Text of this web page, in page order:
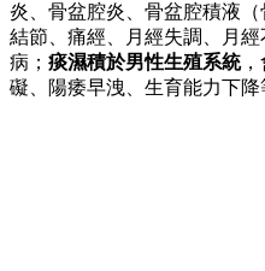
炎、骨盆腔炎、骨盆腔積液
結節、痛經、月經失調、月
病； 痰濕積於男性生殖系統，
礙、陽痿早洩、生育能力下降